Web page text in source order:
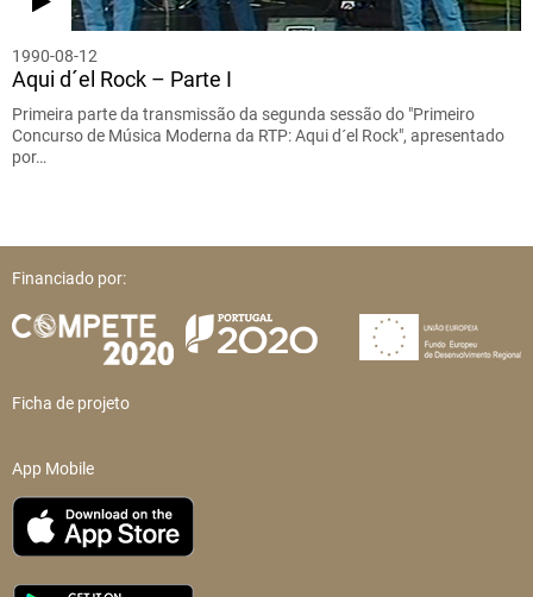
1990-08-12
Aqui d´el Rock – Parte I
Primeira parte da transmissão da segunda sessão do "Primeiro
Concurso de Música Moderna da RTP: Aqui d´el Rock", apresentado
por…
Financiado por:
Ficha de projeto
App Mobile